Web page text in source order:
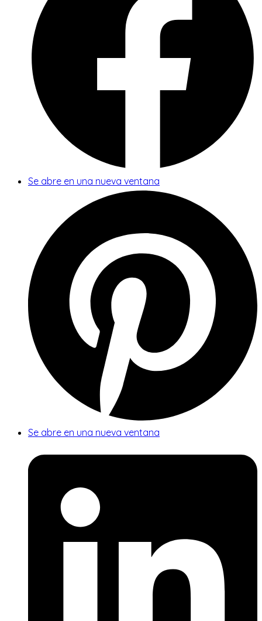
Se abre en una nueva ventana
Se abre en una nueva ventana